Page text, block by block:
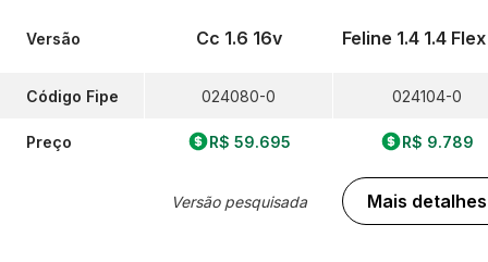
Versão
Código Fipe
Preço
Cc 1.6 16v
024080-0
R$ 59.695
Versão pesquisada
Feline 1.4 1.4
024104-0
R$ 9.789
Mais detalhes